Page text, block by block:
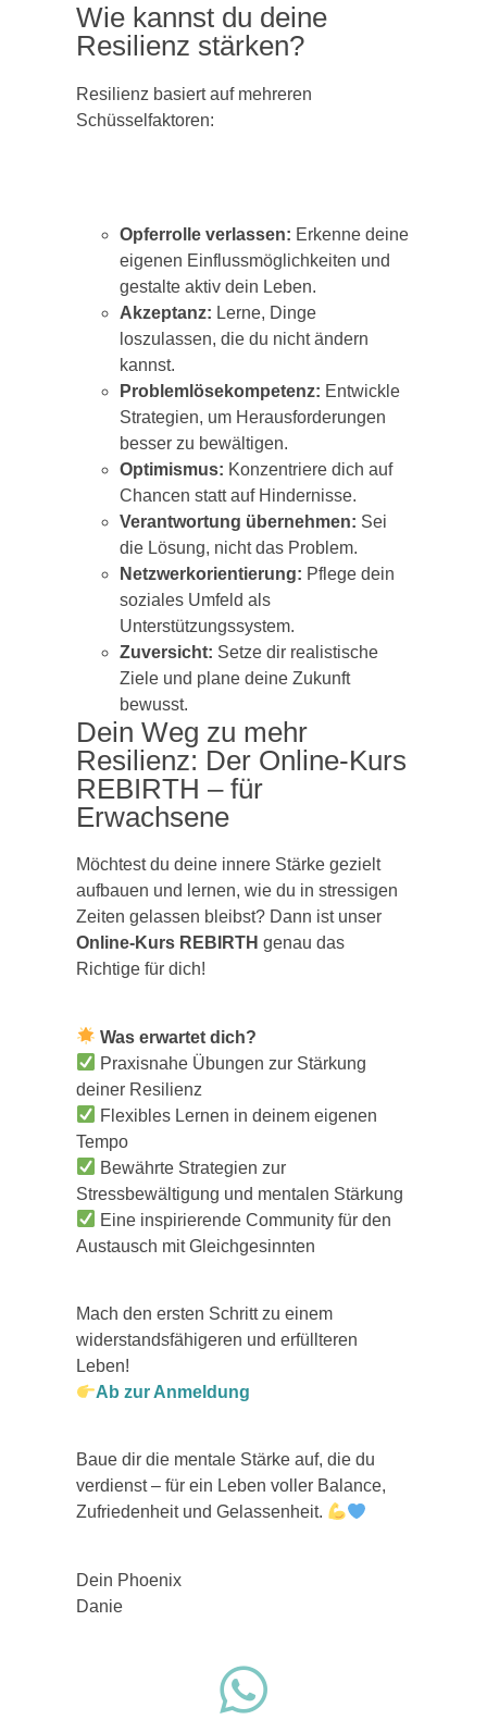
Wie kannst du deine
Resilienz stärken?
Resilienz basiert auf mehreren
Schüsselfaktoren:
Opferrolle verlassen: Erkenne deine
eigenen Einflussmöglichkeiten und
gestalte aktiv dein Leben.
Akzeptanz: Lerne, Dinge
loszulassen, die du nicht ändern
kannst.
Problemlösekompetenz: Entwickle
Strategien, um Herausforderungen
besser zu bewältigen.
Optimismus: Konzentriere dich auf
Chancen statt auf Hindernisse.
Verantwortung übernehmen: Sei
die Lösung, nicht das Problem.
Netzwerkorientierung: Pflege dein
soziales Umfeld als
Unterstützungssystem.
Zuversicht: Setze dir realistische
Ziele und plane deine Zukunft
bewusst.
Dein Weg zu mehr
Resilienz: Der Online-Kurs
REBIRTH – für
Erwachsene
Möchtest du deine innere Stärke gezielt
aufbauen und lernen, wie du in stressigen
Zeiten gelassen bleibst? Dann ist unser
Online-Kurs REBIRTH genau das
Richtige für dich!
Was erwartet dich?
Praxisnahe Übungen zur Stärkung
deiner Resilienz
Flexibles Lernen in deinem eigenen
Tempo
Bewährte Strategien zur
Stressbewältigung und mentalen Stärkung
Eine inspirierende Community für den
Austausch mit Gleichgesinnten
Mach den ersten Schritt zu einem
widerstandsfähigeren und erfüllteren
Leben!
Ab zur Anmeldung
Baue dir die mentale Stärke auf, die du
verdienst – für ein Leben voller Balance,
Zufriedenheit und Gelassenheit.
Dein Phoenix
Danie